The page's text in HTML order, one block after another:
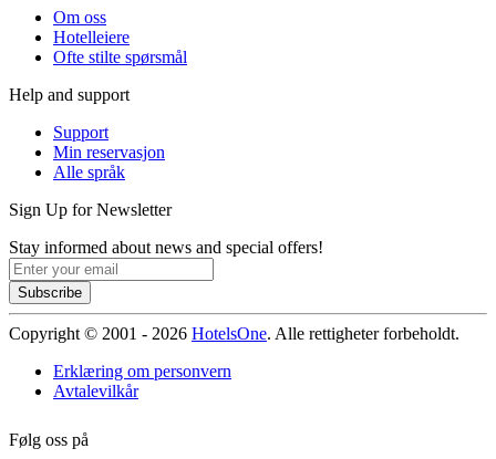
Om oss
Hotelleiere
Ofte stilte spørsmål
Help and support
Support
Min reservasjon
Alle språk
Sign Up for Newsletter
Stay informed about news and special offers!
Subscribe
Copyright © 2001 - 2026 HotelsOne. Alle rettigheter forbeholdt.
Erklæring om personvern
Avtalevilkår
Følg oss på